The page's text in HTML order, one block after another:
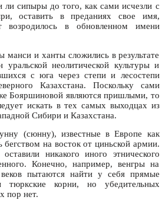
ли сипыры до того, как сами исчезли с
оставить в преданиях свое имя,
возродилось в обновленном имени
манси и ханты сложились в результате
неолитической культуры и
с юга через степи и лесостепи
Казахстана. Поскольку сами
Бояршиновой являются пришлыми, то
искать в тех самых выходцах из
Сибири и Казахстана.
(сюнну), известные в Европе как
бегством на восток от циньской армии.
никакого иного этнического
Конечно, например, венгры на
веков пытаются найти у себя прямые
корни, но убедительных
пор нет.